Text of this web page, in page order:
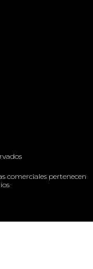
comerciales pertenecen